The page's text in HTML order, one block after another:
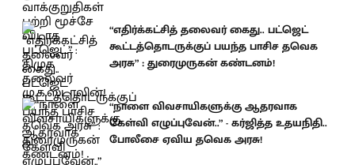
“எதிர்க்கட்சித் தலைவர் கைது.. பட்ஜெட்
கூட்டத்தொடருக்குப் பயந்த பாசிச தவெக
அரசு” : துரைமுருகன் கண்டனம்!
“நாளை விவசாயிகளுக்கு ஆதரவாக
கேள்வி எழுப்புவேன்..” - கர்ஜித்த உதயநிதி..
போலீசை ஏவிய தவெக அரசு!